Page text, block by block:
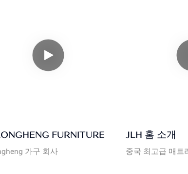
FURNITURE
가구 회사
JLH 홈 소개
중국 최고급 매트